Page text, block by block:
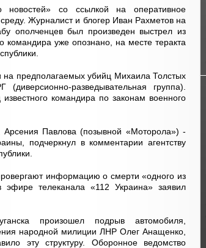
новостей» со ссылкой на оперативное
Журналист и блогер Иван Рахметов на
ополченцев был произведен выстрел из
командира уже опознано, на месте теракта
предполагаемых убийц Михаила Толстых
разведывательная группа).
командира по законам военного
Арсения Павлова (позывной «Моторола») -
подчеркнул в комментарии агентству
информацию о смерти «одного из
телеканала «112 Украина» заявил
произошел подрыв автомобиля,
народной милиции ЛНР Олег Анащенко,
эту структуру. Оборонное ведомство